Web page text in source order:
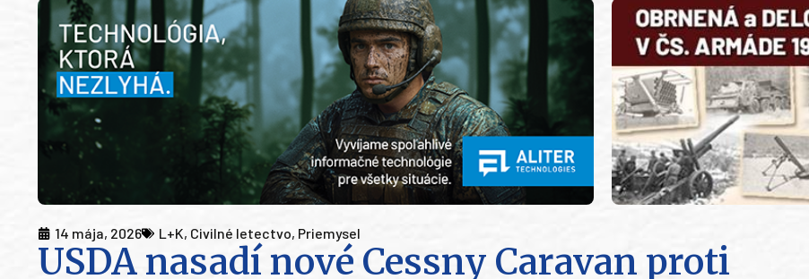
14 mája, 2026 L+K, Civilné letectvo, Priemysel
USDA nasadí nové Cessny Caravan proti